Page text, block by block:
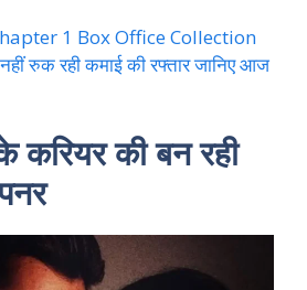
1 Box Office Collection
रुक रही कमाई की रफ्तार जानिए आज
के करियर की बन रही